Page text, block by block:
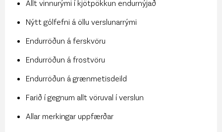
Allt vinnurými í kjötpökkun endurnýjað
Nýtt gólfefni á öllu verslunarrými
Endurröðun á ferskvöru
Endurröðun á frostvöru
Endurröðun á grænmetisdeild
Farið í gegnum allt vöruval í verslun
Allar merkingar uppfærðar